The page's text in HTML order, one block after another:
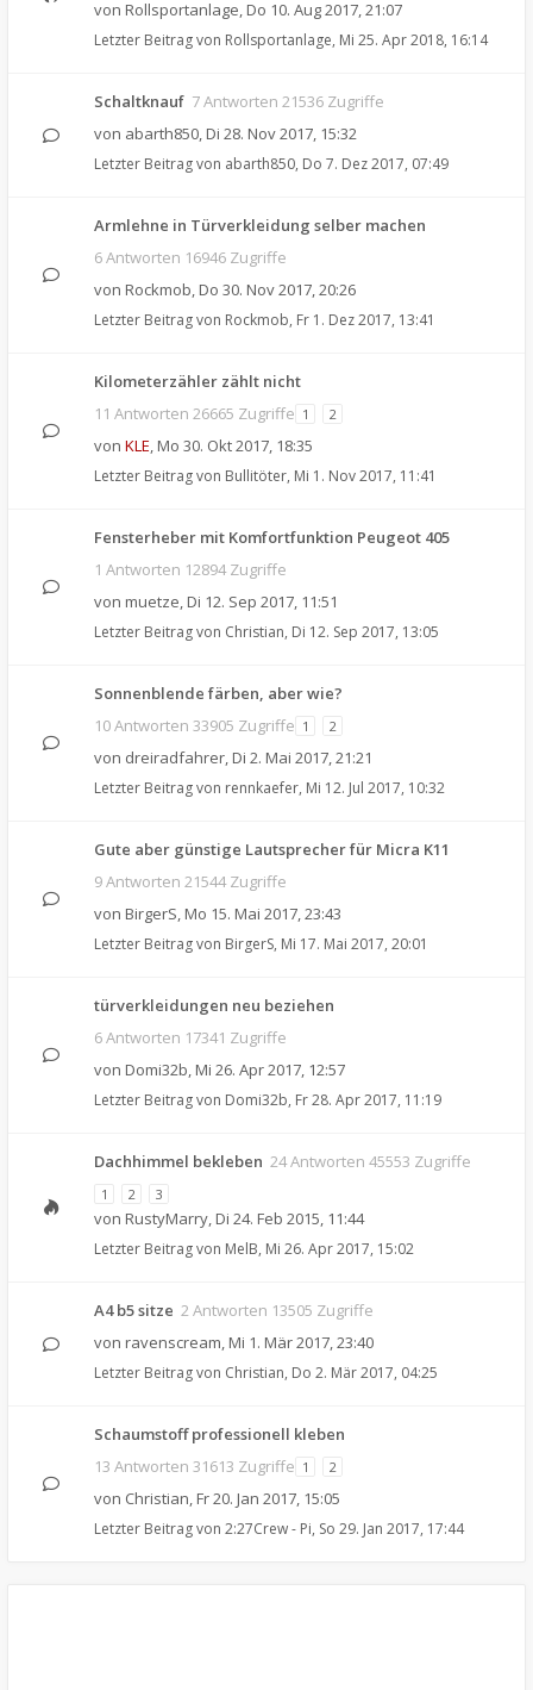
von Rollsportanlage, Do 10. Aug 2017, 21:07
Letzter Beitrag von Rollsportanlage, Mi 25. Apr 2018, 16:14
Schaltknauf 7 Antworten 21536 Zugriffe
von abarth850, Di 28. Nov 2017, 15:32
Letzter Beitrag von abarth850, Do 7. Dez 2017, 07:49
Armlehne in Türverkleidung selber machen
6 Antworten 16946 Zugriffe
von Rockmob, Do 30. Nov 2017, 20:26
Letzter Beitrag von Rockmob, Fr 1. Dez 2017, 13:41
Kilometerzähler zählt nicht
11 Antworten 26665 Zugriffe 1 2
von KLE, Mo 30. Okt 2017, 18:35
Letzter Beitrag von Bullitöter, Mi 1. Nov 2017, 11:41
Fensterheber mit Komfortfunktion Peugeot 405
1 Antworten 12894 Zugriffe
von muetze, Di 12. Sep 2017, 11:51
Letzter Beitrag von Christian, Di 12. Sep 2017, 13:05
Sonnenblende färben, aber wie?
10 Antworten 33905 Zugriffe 1 2
von dreiradfahrer, Di 2. Mai 2017, 21:21
Letzter Beitrag von rennkaefer, Mi 12. Jul 2017, 10:32
Gute aber günstige Lautsprecher für Micra K11
9 Antworten 21544 Zugriffe
von BirgerS, Mo 15. Mai 2017, 23:43
Letzter Beitrag von BirgerS, Mi 17. Mai 2017, 20:01
türverkleidungen neu beziehen
6 Antworten 17341 Zugriffe
von Domi32b, Mi 26. Apr 2017, 12:57
Letzter Beitrag von Domi32b, Fr 28. Apr 2017, 11:19
Dachhimmel bekleben 24 Antworten 45553 Zugriffe
1 2 3
von RustyMarry, Di 24. Feb 2015, 11:44
Letzter Beitrag von MelB, Mi 26. Apr 2017, 15:02
A4 b5 sitze 2 Antworten 13505 Zugriffe
von ravenscream, Mi 1. Mär 2017, 23:40
Letzter Beitrag von Christian, Do 2. Mär 2017, 04:25
Schaumstoff professionell kleben
13 Antworten 31613 Zugriffe 1 2
von Christian, Fr 20. Jan 2017, 15:05
Letzter Beitrag von 2:27Crew - Pi, So 29. Jan 2017, 17:44